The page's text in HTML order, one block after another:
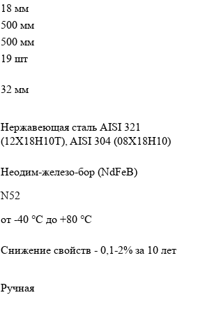
18 мм
500 мм
500 мм
19 шт
32 мм
Нержавеющая сталь AISI 321
(12Х18Н10Т), AISI 304 (08Х18Н10)
Неодим-железо-бор (NdFeB)
N52
от -40 °С до +80 °С
Снижение свойств - 0,1-2% за 10 лет
Ручная